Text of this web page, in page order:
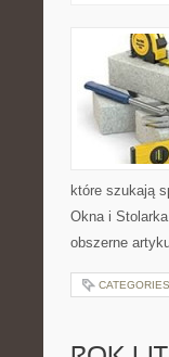
które szukają
Okna i
obszerne